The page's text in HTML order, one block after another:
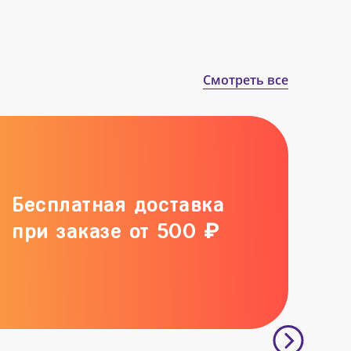
Смотреть все
Бесплатная доставка
при заказе от 500 ₽